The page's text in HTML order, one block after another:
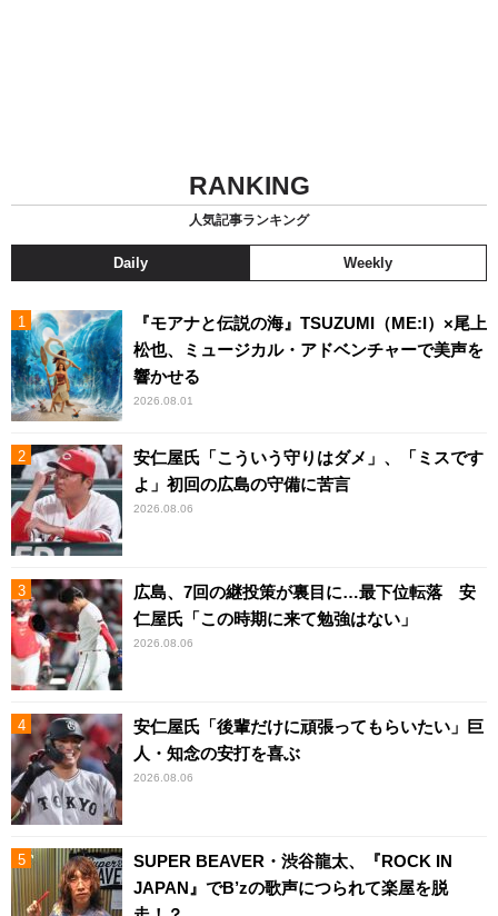
RANKING
人気記事ランキング
Daily Weekly
『モアナと伝説の海』TSUZUMI（ME:I）×尾上
松也、ミュージカル・アドベンチャーで美声を
響かせる
2026.08.01
安仁屋氏「こういう守りはダメ」、「ミスです
よ」初回の広島の守備に苦言
2026.08.06
広島、7回の継投策が裏目に…最下位転落 安
仁屋氏「この時期に来て勉強はない」
2026.08.06
安仁屋氏「後輩だけに頑張ってもらいたい」巨
人・知念の安打を喜ぶ
2026.08.06
SUPER BEAVER・渋谷龍太、『ROCK IN
JAPAN』でB’zの歌声につられて楽屋を脱